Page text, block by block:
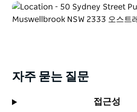
자주 묻는 질문
접근성